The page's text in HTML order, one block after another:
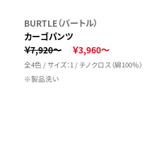
BURTLE（バートル）
カーゴパンツ
￥7,920～
￥3,960～
全4色 / サイズ：1 / チノクロス（綿100％）
※製品洗い